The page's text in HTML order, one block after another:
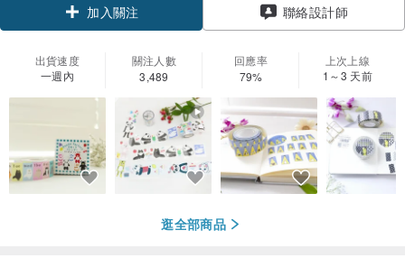
加入關注
聯絡設計師
出貨速度
一週內
關注人數
3,489
回應率
79%
上次上線
1～3 天前
逛全部商品